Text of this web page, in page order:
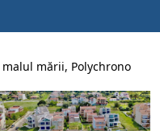
malul mării, Polychrono